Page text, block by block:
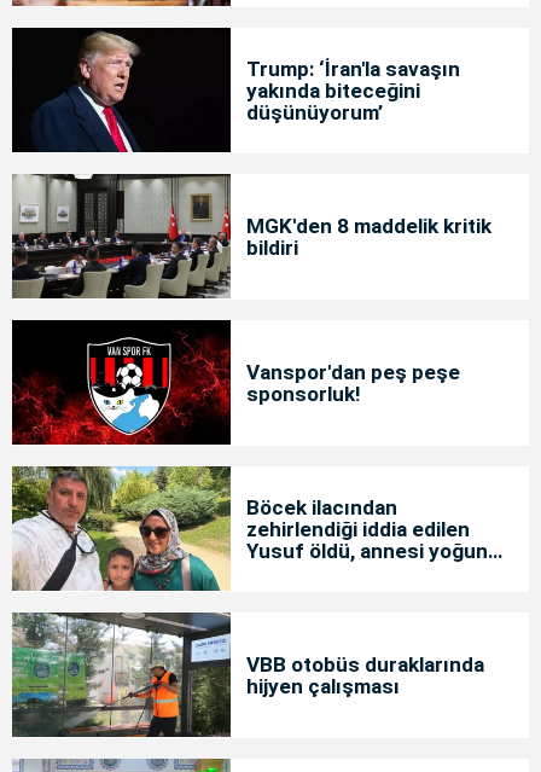
Trump: ‘İran'la savaşın
yakında biteceğini
düşünüyorum’
MGK'den 8 maddelik kritik
bildiri
Vanspor'dan peş peşe
sponsorluk!
Böcek ilacından
zehirlendiği iddia edilen
Yusuf öldü, annesi yoğun
VBB otobüs duraklarında
hijyen çalışması